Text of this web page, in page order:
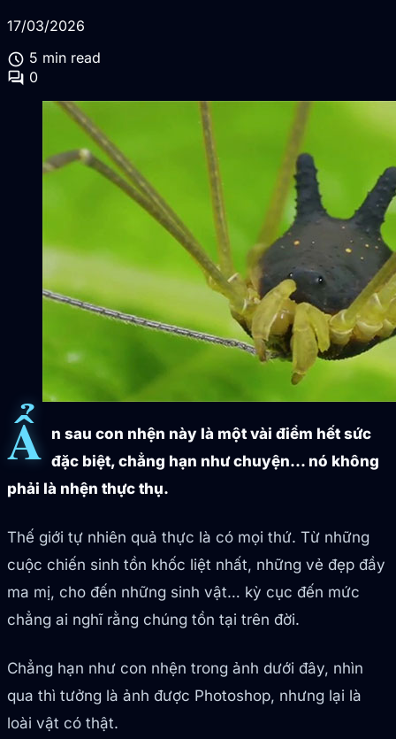
17/03/2026
schedule 5 min read
forum 0
Ẩ n sau con nhện này là một vài điểm hết sức
đặc biệt, chẳng hạn như chuyện… nó không
phải là nhện thực thụ.
Thế giới tự nhiên quả thực là có mọi thứ. Từ những
cuộc chiến sinh tồn khốc liệt nhất, những vẻ đẹp đầy
ma mị, cho đến những sinh vật… kỳ cục đến mức
chẳng ai nghĩ rằng chúng tồn tại trên đời.
Chẳng hạn như con nhện trong ảnh dưới đây, nhìn
qua thì tưởng là ảnh được Photoshop, nhưng lại là
loài vật có thật.